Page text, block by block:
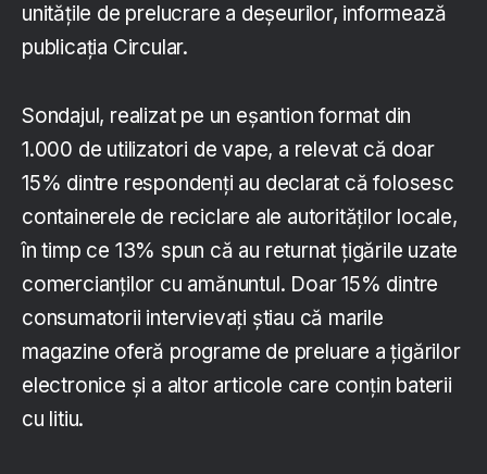
unitățile de prelucrare a deșeurilor, informează
publicația Circular.
Sondajul, realizat pe un eșantion format din
1.000 de utilizatori de vape, a relevat că doar
15% dintre respondenți au declarat că folosesc
containerele de reciclare ale autorităților locale,
în timp ce 13% spun că au returnat țigările uzate
comercianților cu amănuntul. Doar 15% dintre
consumatorii intervievați știau că marile
magazine oferă programe de preluare a țigărilor
electronice și a altor articole care conțin baterii
cu litiu.